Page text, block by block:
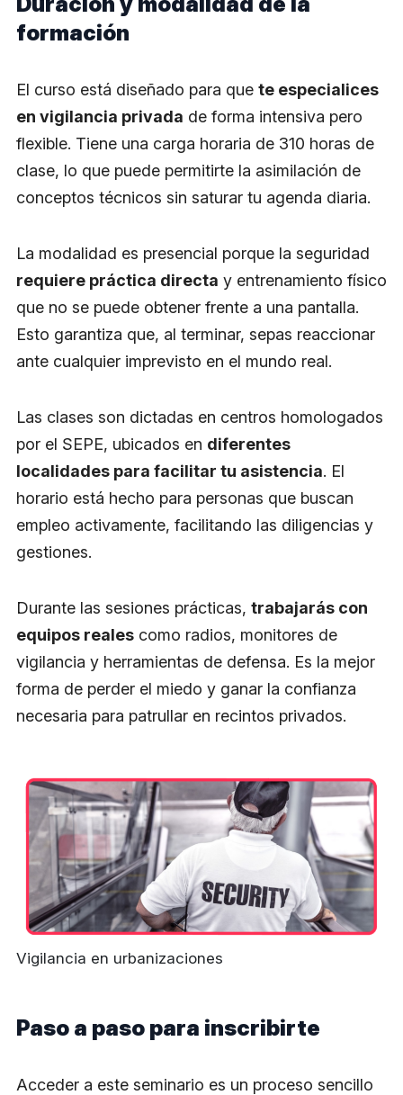
formación
El curso está diseñado para que te especialices
en vigilancia privada de forma intensiva pero
flexible. Tiene una carga horaria de 310 horas de
clase, lo que puede permitirte la asimilación de
conceptos técnicos sin saturar tu agenda diaria.
La modalidad es presencial porque la seguridad
requiere práctica directa y entrenamiento físico
que no se puede obtener frente a una pantalla.
Esto garantiza que, al terminar, sepas reaccionar
ante cualquier imprevisto en el mundo real.
Las clases son dictadas en centros homologados
por el SEPE, ubicados en diferentes
localidades para facilitar tu asistencia. El
horario está hecho para personas que buscan
empleo activamente, facilitando las diligencias y
gestiones.
Durante las sesiones prácticas, trabajarás con
equipos reales como radios, monitores de
vigilancia y herramientas de defensa. Es la mejor
forma de perder el miedo y ganar la confianza
necesaria para patrullar en recintos privados.
Vigilancia en urbanizaciones
Paso a paso para inscribirte
Acceder a este seminario es un proceso sencillo